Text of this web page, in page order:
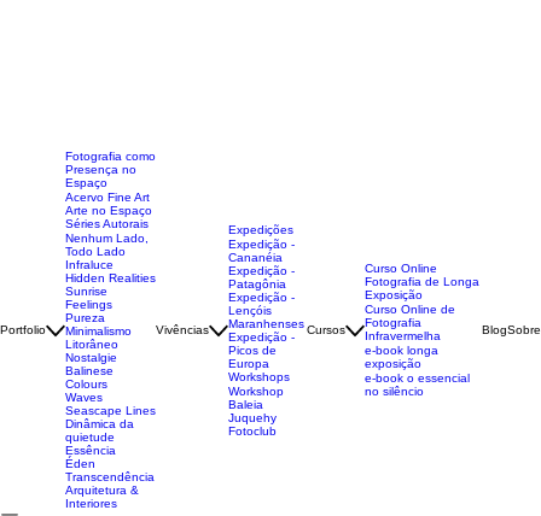
Fotografia como
Presença no
Espaço
Acervo Fine Art
Arte no Espaço
Séries Autorais
Nenhum Lado,
Todo Lado
Infraluce
Hidden Realities
Sunrise
Feelings
Pureza
Minimalismo
Litorâneo
Nostalgie
Balinese
Colours
Waves
Seascape Lines
Dinâmica da
quietude
Essência
Éden
Transcendência
Expedições
Expedição -
Cananéia
Expedição -
Patagônia
Expedição -
Lençóis
Maranhenses
Expedição -
Picos de
Europa
Workshops
Workshop
Baleia
Curso Online
Fotografia de Longa
Exposição
Curso Online de
Fotografia
Infravermelha
e-book longa
exposição